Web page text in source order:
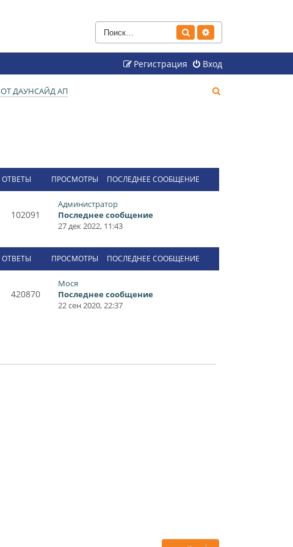
Поиск
Вход
Регистрация
ДАУНСАЙД АП
ОТВЕТЫ ПРОСМОТРЫ ПОСЛЕДНЕЕ СООБЩЕНИЕ
102091
Администратор
Последнее сообщение
27 дек 2022, 11:43
ОТВЕТЫ ПРОСМОТРЫ ПОСЛЕДНЕЕ СООБЩЕНИЕ
420870
Мося
Последнее сообщение
22 сен 2020, 22:37